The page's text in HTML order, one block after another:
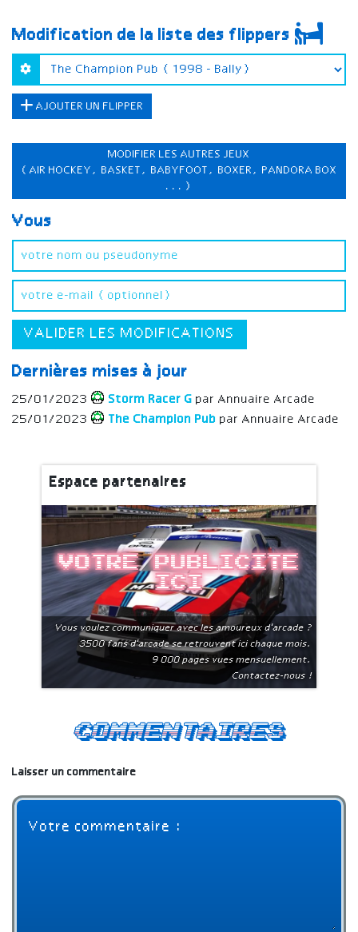
Modification de la liste des flippers
AJOUTER UN FLIPPER
MODIFIER LES AUTRES JEUX
(AIR HOCKEY, BASKET, BABYFOOT, BOXER, PANDORA BOX
...)
Vous
VALIDER LES MODIFICATIONS
Dernières mises à jour
25/01/2023 Storm Racer G par Annuaire Arcade
25/01/2023
The Champion Pub par Annuaire Arcade
Espace partenaires
Votre publicite
ici
Vous voulez communiquer avec les amoureux d'arcade ?
3500 fans d'arcade se retrouvent ici chaque mois.
9 000 pages vues mensuellement.
Contactez-nous !
Commentaires
Laisser un commentaire